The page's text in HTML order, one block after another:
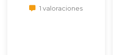
1 valoraciones